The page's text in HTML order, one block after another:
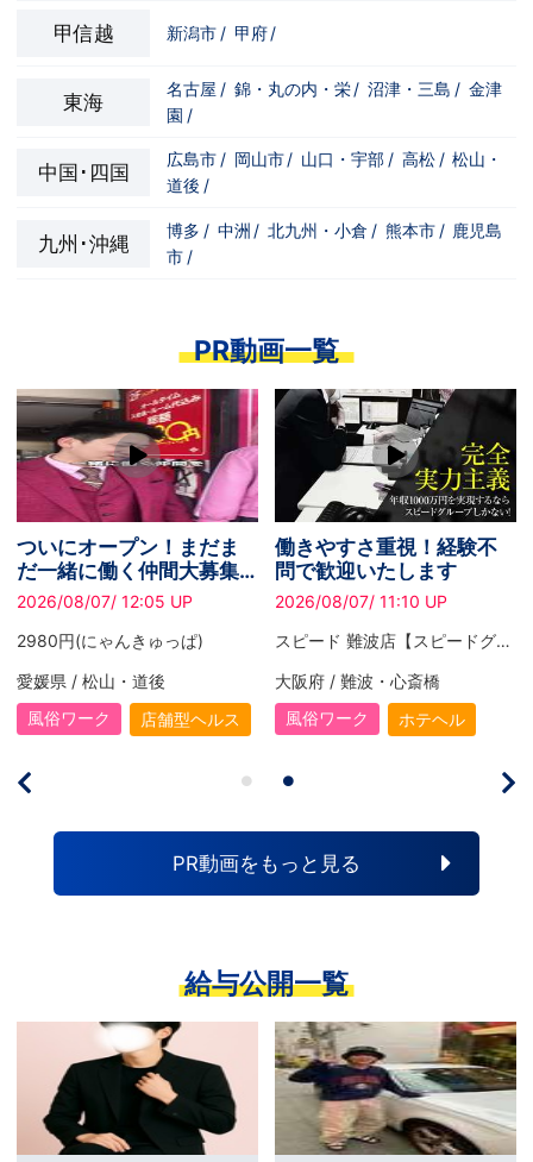
甲信越 新潟市 / 甲府 /
東海
名古屋 / 錦・丸の内・栄 / 沼津・三島 / 金津
園 /
中国･四国
広島市 / 岡山市 / 山口・宇部 / 高松 / 松山・
道後 /
九州･沖縄
博多 / 中洲 / 北九州・小倉 / 熊本市 / 鹿児島
市 /
PR動画一覧
成果を正当に評価する職
場です。昇給制度あり！
2026/08/07/ 12:26 UP
エコ天王寺店【エコグループ】
大阪府 / 谷町九丁目・天王寺
風俗ワーク
ホテヘル
老舗グループで安定収入
を実現！
2026/08/07/ 12:23 UP
スピード京橋店【スピードグループ】
大阪府 / 京橋
風俗ワーク
ホテヘル
PR動画をもっと見る
給与公開一覧